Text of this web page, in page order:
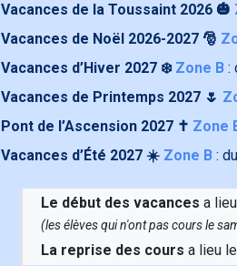
Vacances de la Toussaint 2026 🎃
Vacances de Noël 2026-2027 🎅
Vacances d’Hiver 2027 ❄️ Zone B:
Vacances de Printemps 2027 🌷
Pont de l’Ascension 2027 ✝️ Zone
Vacances d’Été 2027 ☀️ Zone B:
Le début des vacances a
(les élèves qui n'ont pas cours le
La reprise des cours a lieu